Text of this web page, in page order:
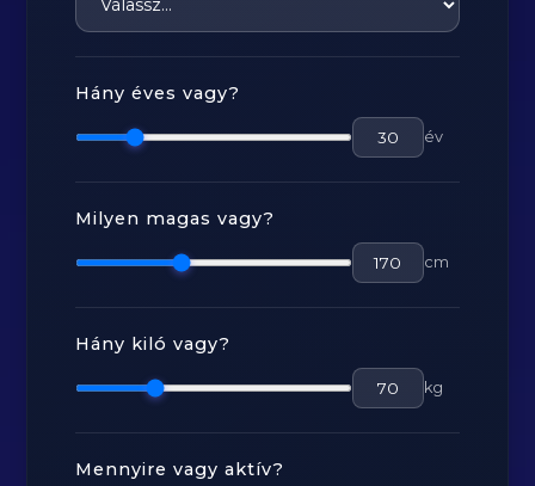
Hány éves vagy?
év
Milyen magas vagy?
cm
Hány kiló vagy?
kg
Mennyire vagy aktív?